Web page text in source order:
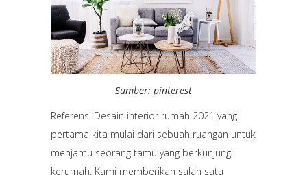
Sumber: pinterest
Referensi Desain interior rumah 2021 yang
pertama kita mulai dari sebuah ruangan untuk
menjamu seorang tamu yang berkunjung
kerumah. Kami memberikan salah satu